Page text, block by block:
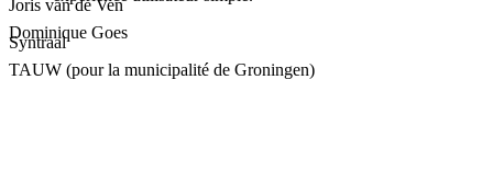
Dominique Goes
TAUW (pour la municipalité de Groningen)
Joris van de Ven
Syntraal